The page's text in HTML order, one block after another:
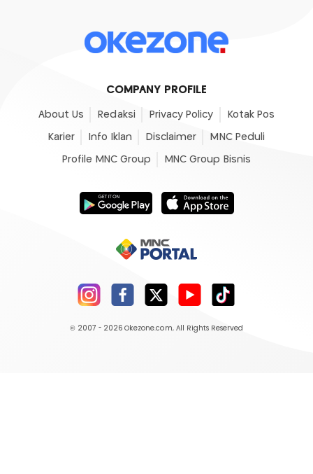
COMPANY PROFILE
About Us Redaksi Privacy Policy Kotak Pos
Karier Info Iklan Disclaimer MNC Peduli
Profile MNC Group MNC Group Bisnis
© 2007 - 2026 Okezone.com, All Rights Reserved